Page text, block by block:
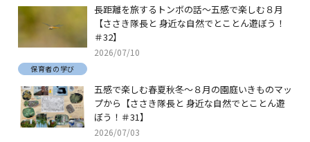
長距離を旅するトンボの話～五感で楽しむ８月
【ささき隊長と 身近な自然でとことん遊ぼう！
＃32】
2026/07/10
保育者の学び
五感で楽しむ春夏秋冬～８月の園庭いきものマッ
プから【ささき隊長と 身近な自然でとことん遊
ぼう！＃31】
2026/07/03